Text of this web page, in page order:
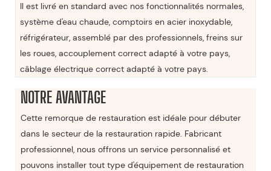
Il est livré en standard avec nos fonctionnalités normales,
système d'eau chaude, comptoirs en acier inoxydable,
réfrigérateur, assemblé par des professionnels, freins sur
les roues, accouplement correct adapté à votre pays,
câblage électrique correct adapté à votre pays.
NOTRE AVANTAGE
Cette remorque de restauration est idéale pour débuter
dans le secteur de la restauration rapide. Fabricant
professionnel, nous offrons un service personnalisé et
pouvons installer tout type d'équipement de restauration